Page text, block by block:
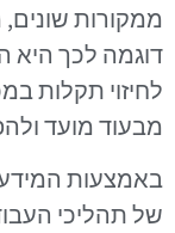
ממקורות
דוגמה לכך היא
לחיזוי תקלות
מבעוד מועד
באמצעות המידע
של תהליכי